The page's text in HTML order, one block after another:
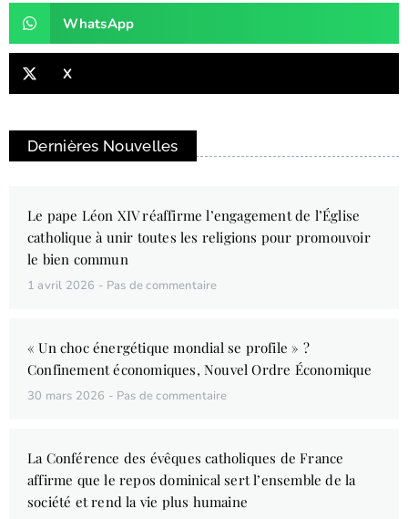
WhatsApp
X
Dernières Nouvelles
Le pape Léon XIV réaffirme l’engagement de l’Église
catholique à unir toutes les religions pour promouvoir
le bien commun
1 avril 2026 Pas de commentaire
« Un choc énergétique mondial se profile » ?
Confinement économiques, Nouvel Ordre Économique
30 mars 2026 Pas de commentaire
La Conférence des évêques catholiques de France
affirme que le repos dominical sert l’ensemble de la
société et rend la vie plus humaine